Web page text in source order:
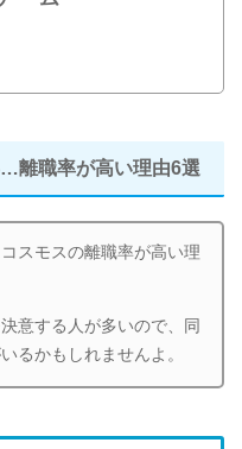
…離職率が高い理由6選
スモスの離職率が高い理
意する人が多いので、同
るかもしれませんよ。